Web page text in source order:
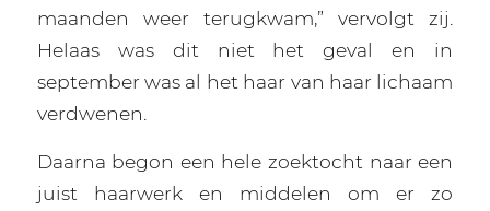
maanden weer terugkwam,” vervolgt zij.
Helaas was dit niet het geval en in
september was al het haar van haar lichaam
verdwenen.
Daarna begon een hele zoektocht naar een
juist haarwerk en middelen om er zo